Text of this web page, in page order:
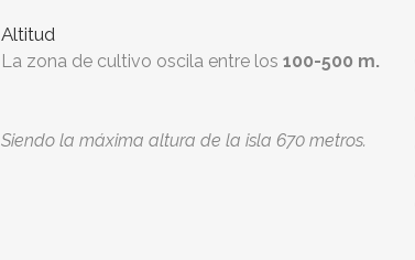
Altitud
La zona de cultivo oscila entre los 100-500 m.
Siendo la máxima altura de la isla 670 metros.